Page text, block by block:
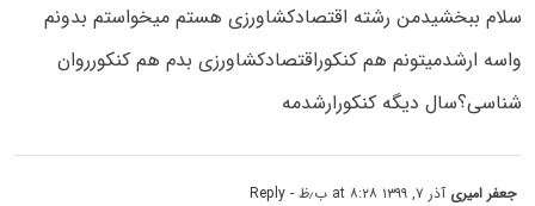
سلام ببخشیدمن رشته اقتصادکشاورزی هستم میخواستم بدونم
واسه ارشدمیتونم هم کنکوراقتصادکشاورزی بدم هم کنکورروان
شناسی؟سال دیگه کنکورارشدمه
جعفر امیری آذر ۷, ۱۳۹۹ at ۸:۲۸ ب٫ظ - Reply